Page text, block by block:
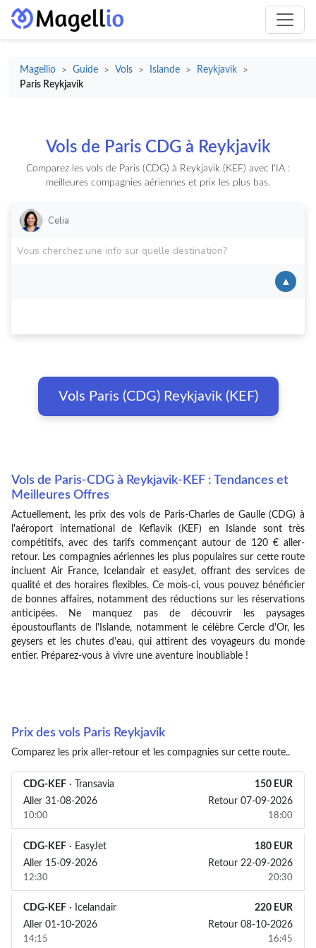
Magellio > Guide > Vols > Islande > Reykjavik
>
Paris Reykjavik
Vols de Paris CDG à Reykjavik
Comparez les vols de Paris (CDG) à Reykjavik (KEF) avec l'IA :
meilleures compagnies aériennes et prix les plus bas.
Celia
▲
Vols Paris (CDG) Reykjavik (KEF)
Vols de Paris-CDG à Reykjavik-KEF : Tendances et
Meilleures Offres
Actuellement, les prix des vols de Paris-Charles de Gaulle (CDG) à
l'aéroport international de Keflavik (KEF) en Islande sont très
compétitifs, avec des tarifs commençant autour de 120 € aller-
retour. Les compagnies aériennes les plus populaires sur cette route
incluent Air France, Icelandair et easyJet, offrant des services de
qualité et des horaires flexibles. Ce mois-ci, vous pouvez bénéficier
de bonnes affaires, notamment des réductions sur les réservations
anticipées. Ne manquez pas de découvrir les paysages
époustouflants de l'Islande, notamment le célèbre Cercle d'Or, les
geysers et les chutes d'eau, qui attirent des voyageurs du monde
entier. Préparez-vous à vivre une aventure inoubliable !
Prix des vols Paris Reykjavik
Comparez les prix aller-retour et les compagnies sur cette route..
CDG-KEF · Transavia
150 EUR
Aller 31-08-2026
10:00
Retour 07-09-2026
18:00
CDG-KEF · EasyJet
180 EUR
Aller 15-09-2026
12:30
Retour 22-09-2026
20:30
CDG-KEF · Icelandair
220 EUR
Aller 01-10-2026
14:15
Retour 08-10-2026
16:45